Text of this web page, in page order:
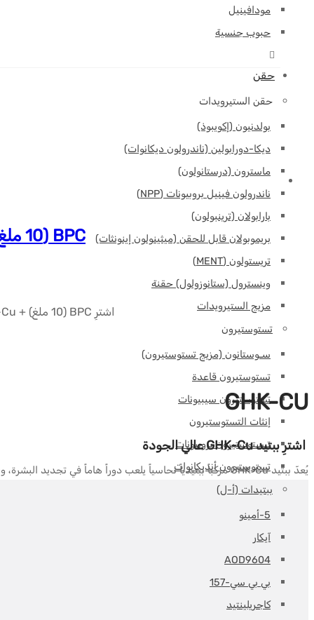
مودافينيل
حبوب جنسية
حقن
حقن الستيرويدات
بولدنيون (إكويبوذ)
ديكا-دورابولين (ناندرولون ديكانوات)
ماسترون (درستانولون)
ناندرولون فينيل بروبيونات (NPP)
بارابولان (ترينبولون)
بريموبولان قابل للحقن (ميثينولون إينونثات)
تريستولون (MENT)
وينسترول (ستانوزولول) حقنة
مزيج الستيرويدات
تستوستيرون
سـوستانون (مزيج تستوستيرون)
تستوستيرون قاعدة
تستوستيرون سيبيونات
إنثات التستوستيرون
تيستوستيرون بروبيونات
تستوستيرون أنديكانوات
ببتيدات (أ-ل)
5-أمينو
آيكار
AOD9604
بي بي سي-157
كاجريلينتيد
GHK-CU
اشترِ ببتيد GHK-Cu عالي الجودة
يُعدّ ببتيد GHK-Cu مركباً ببتيدياً نحاسياً يلعب دوراً هاماً في تجديد البشرة، ونمو الشعر، وإصلاح الأنسجة. كما يُساعد على تنظيم إنتاج الكولاجين، والتئام الجروح، والحدّ من الالتهابات، مما يجعله عنصراً قيماً لصحة الخلايا بشكل عام.
BPC (10 ملغ) + GHK-Cu (50 ملغ) + TB500 (10 ملغ) – 70 ملغ – 10 قوارير
اشترِ BPC (10 ملغ) + GHK-Cu (50 ملغ) + TB500 (10 ملغ) – 70 ملغ – 10 قوارير، وهو ببتيد أصلي ومضمون في كمال الأجسام.